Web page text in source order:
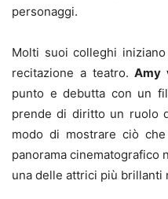
personaggi.
Molti suoi colleghi
recitazione a teatro.Amy
punto e debutta con un
prende di diritto un ruolo
modo di mostrare ciò
panorama cinematografico
una delle attrici più brillanti